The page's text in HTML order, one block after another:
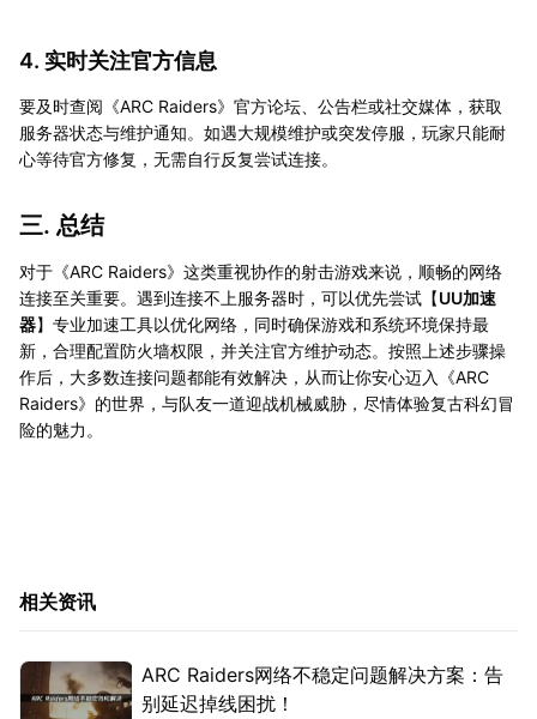
4. 实时关注官方信息
要及时查阅《ARC Raiders》官方论坛、公告栏或社交媒体，获取
服务器状态与维护通知。如遇大规模维护或突发停服，玩家只能耐
心等待官方修复，无需自行反复尝试连接。
三. 总结
对于《ARC Raiders》这类重视协作的射击游戏来说，顺畅的网络
连接至关重要。遇到连接不上服务器时，可以优先尝试【UU加速
器】专业加速工具以优化网络，同时确保游戏和系统环境保持最
新，合理配置防火墙权限，并关注官方维护动态。按照上述步骤操
作后，大多数连接问题都能有效解决，从而让你安心迈入《ARC
Raiders》的世界，与队友一道迎战机械威胁，尽情体验复古科幻冒
险的魅力。
相关资讯
ARC Raiders网络不稳定问题解决方案：告
别延迟掉线困扰！